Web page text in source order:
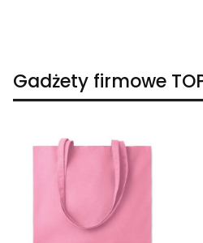
Gadżety firmowe